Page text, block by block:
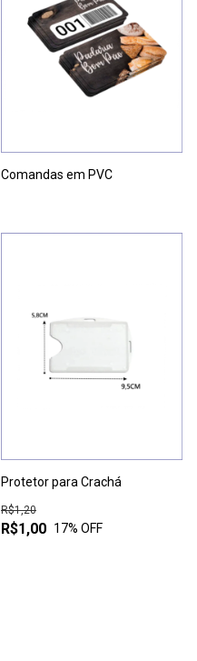
Comandas em PVC
Protetor para Crachá
R$1,00
R$1,20
17% OFF